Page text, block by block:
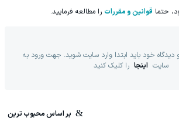
حتما قوانین و مقررات را مطالعه فرمایید.
خود باید ابتدا وارد سایت شوید. جهت ورود به
سایت اینجا را کلیک کنید
بر اساس محبوب ترین